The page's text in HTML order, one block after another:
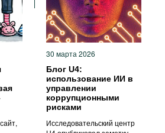
30 марта 2026
Блог U4:
использование ИИ в
управлении
коррупционными
рисками
Исследовательский центр